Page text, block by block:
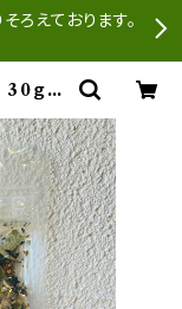
ろえております。
30ｇ |